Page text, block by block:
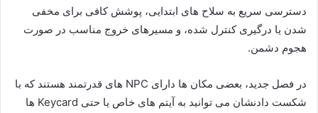
دسترسی سریع به سلاح های ابتدایی، پوشش کافی برای مخفی
شدن یا درگیری کنترل شده، و مسیرهای خروج مناسب در صورت
هجوم دشمن.
در فصل جدید، بعضی مکان ها دارای NPC های قدرتمند هستند که با
شکست دادنشان می توانید به آیتم های خاص یا حتی Keycard ها